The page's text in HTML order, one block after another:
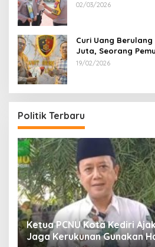
02/03/2026
Curi Uang Berulang
Juta, Seorang
Reskrim Polsek
19/02/2026
Politik Terbaru
Ketua PCNU Kota Kediri
Jaga Kerukunan Gunakan